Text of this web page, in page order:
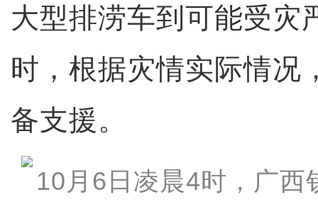
大型排涝车到可能受灾
时，根据灾情实际情况
备支援。